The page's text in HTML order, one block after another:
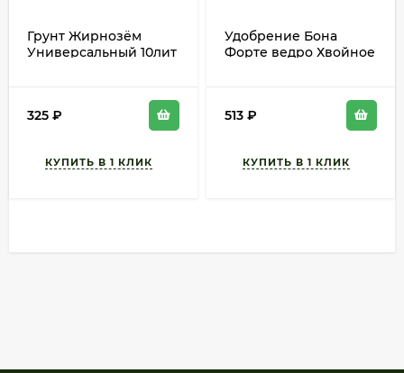
Грунт Жирнозём
Универсальный 10лит
325 ₽
Удобрение Бона
Форте ведро Хвойное
513 ₽